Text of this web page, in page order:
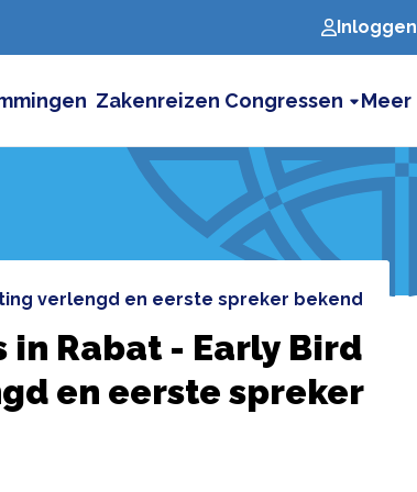
Inloggen
Zakenreizen Congressen Meer
verlengd en eerste spreker bekend
in Rabat - Early Bird
en eerste spreker